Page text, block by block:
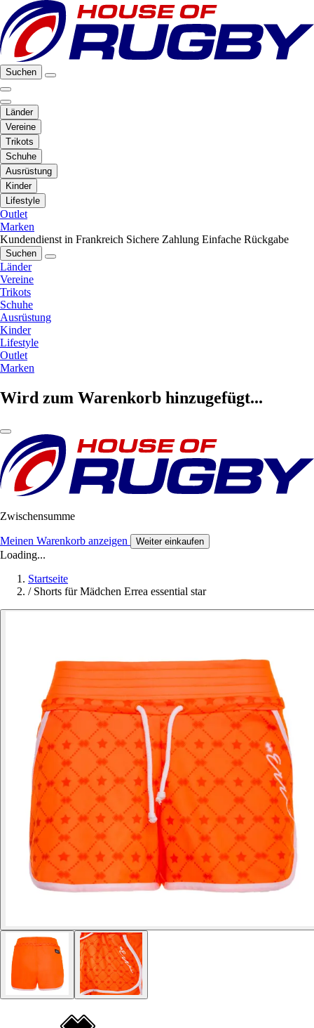
Suchen
Länder
Vereine
Trikots
Schuhe
Ausrüstung
Kinder
Lifestyle
Outlet
Marken
Kundendienst in Frankreich Sichere Zahlung Einfache Rückgabe
Suchen
Länder
Vereine
Trikots
Schuhe
Ausrüstung
Kinder
Lifestyle
Outlet
Marken
Wird zum Warenkorb hinzugefügt...
Zwischensumme
Meinen Warenkorb anzeigen Weiter einkaufen
Loading...
Startseite
/ Shorts für Mädchen Errea essential star